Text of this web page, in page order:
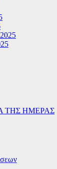
ΤΗΣ ΗΜΕΡΑΣ